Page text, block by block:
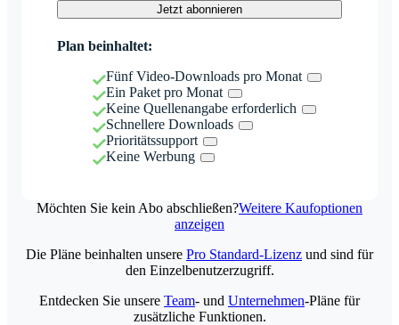
Jetzt abonnieren
Plan beinhaltet:
Fünf Video-Downloads pro Monat
Ein Paket pro Monat
Keine Quellenangabe erforderlich
Schnellere Downloads
Prioritätssupport
Keine Werbung
Möchten Sie kein Abo abschließen?Weitere Kaufoptionen
anzeigen
Die Pläne beinhalten unsere Pro Standard-Lizenz und sind für
den Einzelbenutzerzugriff.
Entdecken Sie unsere Team- und Unternehmen-Pläne für
zusätzliche Funktionen.